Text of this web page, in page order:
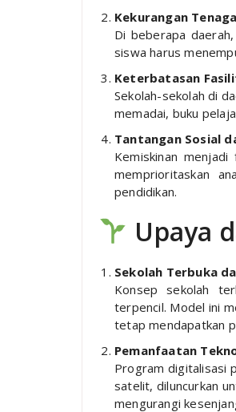
Kekurangan
Di beberapa
siswa harus
Keterbatasan
Sekolah-sekolah di
memadai, buku
Tantangan Sosial
Kemiskinan
memprioritaskan
pendidikan.
Upaya
Sekolah Terbuka
Konsep sekolah
terpencil. Model ini
tetap mendapatkan
Pemanfaatan
Program digitalisasi
satelit, diluncurkan
mengurangi